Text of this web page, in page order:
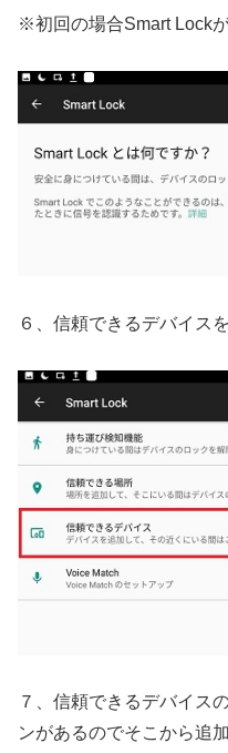
※初回の場合Smart Lock
６、信頼できるデバイス
７、信頼できるデバイス
ンがあるのでそこから追